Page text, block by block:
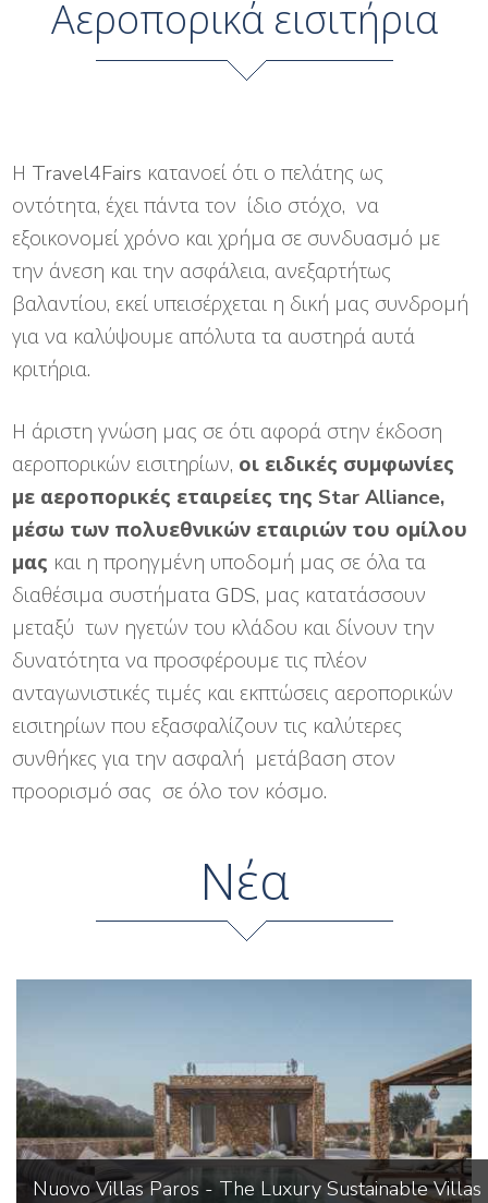
Αεροπορικά εισιτήρια
Η Travel4Fairs κατανοεί ότι ο πελάτης ως
οντότητα, έχει πάντα τον ίδιο στόχο, να
εξοικονομεί χρόνο και χρήμα σε συνδυασμό με
την άνεση και την ασφάλεια, ανεξαρτήτως
βαλαντίου, εκεί υπεισέρχεται η δική μας συνδρομή
για να καλύψουμε απόλυτα τα αυστηρά αυτά
κριτήρια.
Η άριστη γνώση μας σε ότι αφορά στην έκδοση
αεροπορικών εισιτηρίων, οι ειδικές συμφωνίες
με αεροπορικές εταιρείες της Star Alliance,
μέσω των πολυεθνικών εταιριών του ομίλου
μας και η προηγμένη υποδομή μας σε όλα τα
διαθέσιμα συστήματα GDS, μας κατατάσσουν
μεταξύ των ηγετών του κλάδου και δίνουν την
δυνατότητα να προσφέρουμε τις πλέον
ανταγωνιστικές τιμές και εκπτώσεις αεροπορικών
εισιτηρίων που εξασφαλίζουν τις καλύτερες
συνθήκες για την ασφαλή μετάβαση στον
προορισμό σας σε όλο τον κόσμο.
Νέα
Nuovo Villas Paros - The Luxury Sustainable Villas